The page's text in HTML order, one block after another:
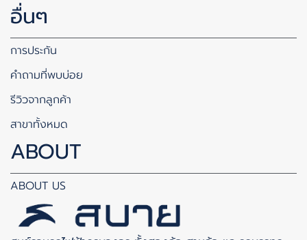
อื่นๆ
การประกัน
คำถามที่พบบ่อย
รีวิวจากลูกค้า
สาขาทั้งหมด
ABOUT
ABOUT US